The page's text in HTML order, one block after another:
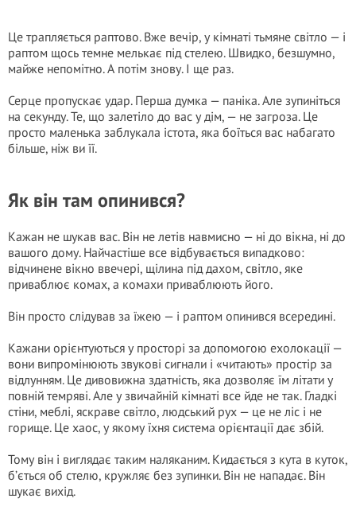
Це трапляється раптово. Вже вечір, у кімнаті тьмяне світло — і
раптом щось темне мелькає під стелею. Швидко, безшумно,
майже непомітно. А потім знову. І ще раз.
Серце пропускає удар. Перша думка — паніка. Але зупиніться
на секунду. Те, що залетіло до вас у дім, — не загроза. Це
просто маленька заблукала істота, яка боїться вас набагато
більше, ніж ви її.
Як він там опинився?
Кажан не шукав вас. Він не летів навмисно — ні до вікна, ні до
вашого дому. Найчастіше все відбувається випадково:
відчинене вікно ввечері, щілина під дахом, світло, яке
приваблює комах, а комахи приваблюють його.
Він просто слідував за їжею — і раптом опинився всередині.
Кажани орієнтуються у просторі за допомогою ехолокації —
вони випромінюють звукові сигнали і «читають» простір за
відлунням. Це дивовижна здатність, яка дозволяє їм літати у
повній темряві. Але у звичайній кімнаті все йде не так. Гладкі
стіни, меблі, яскраве світло, людський рух — це не ліс і не
горище. Це хаос, у якому їхня система орієнтації дає збій.
Тому він і виглядає таким наляканим. Кидається з кута в куток,
б’ється об стелю, кружляє без зупинки. Він не нападає. Він
шукає вихід.